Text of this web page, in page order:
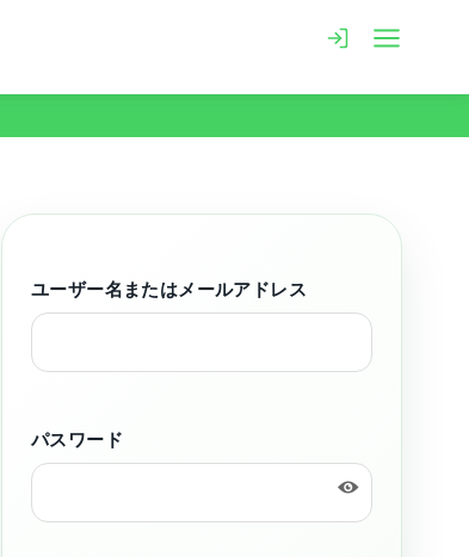
ユーザー名またはメールアドレス
パスワード